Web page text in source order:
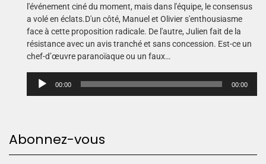
l'événement ciné du moment, mais dans l'équipe, le consensus
a volé en éclats.D'un côté, Manuel et Olivier s'enthousiasme
face à cette proposition radicale. De l'autre, Julien fait de la
résistance avec un avis tranché et sans concession. Est-ce un
chef-d’œuvre paranoïaque ou un faux…
u
00:00 00:00
Abonnez-vous